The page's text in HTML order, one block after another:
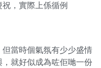
，實際上係循例
當時個氣氛有少少盛情
就好似成為咗佢哋一份